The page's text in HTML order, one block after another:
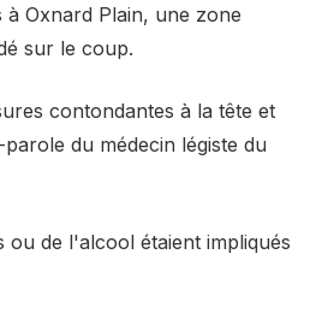
Oxnard Plain, une zone
sur le coup.
contondantes à la tête et
du médecin légiste du
ou de l'alcool étaient impliqués